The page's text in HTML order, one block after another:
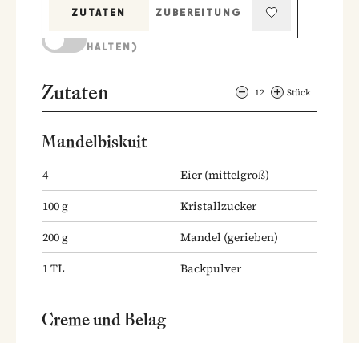
ZUTATEN
ZUBEREITUNG
HALTEN)
Zutaten 12 Stück
Mandelbiskuit
4 Eier (mittelgroß)
100g
Kristallzucker
200g Mandel (gerieben)
1TL Backpulver
Creme und Belag